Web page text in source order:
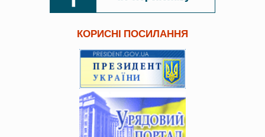
КОРИСНІ ПОСИЛАННЯ